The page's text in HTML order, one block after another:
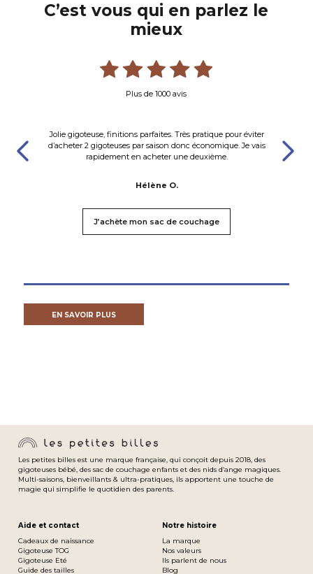
C’est vous qui en parlez le
mieux
Plus de 1000 avis
Jolie gigoteuse, finitions parfaites. Très pratique pour éviter
d’acheter 2 gigoteuses par saison donc économique. Je vais
rapidement en acheter une deuxième.
Hélène O.
J’achète mon sac de couchage
EN SAVOIR PLUS
Technologie multi-tog pour une
températures
Les petites billes est une marque française, qui conçoit depuis 2018, des
gigoteuses bébé, des sac de couchage enfants et des nids d’ange magiques.
Multi-saisons, bienveillants & ultra-pratiques, ils apportent une touche de
magie qui simplifie le quotidien des parents.
Aide et contact
Cadeaux de naissance
Gigoteuse TOG
Gigoteuse Eté
Guide des tailles
Notre histoire
La marque
Nos valeurs
Ils parlent de nous
Blog